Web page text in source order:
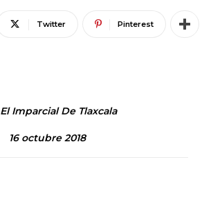
Twitter Pinterest
El Imparcial De Tlaxcala
16 octubre 2018